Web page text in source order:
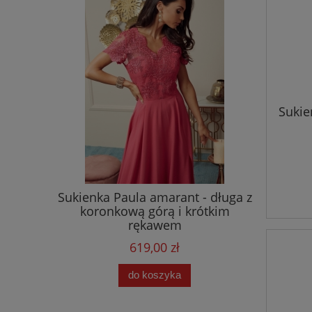
Sukienka Paula amarant - długa z
koronkową górą i krótkim
rękawem
619,00 zł
do koszyka
paskiem